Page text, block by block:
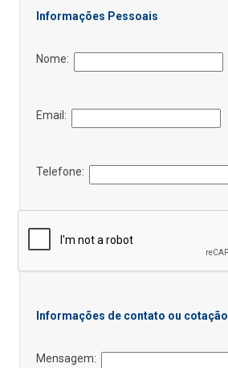
Informações Pessoais
Nome:
Email:
Telefone:
Informações de contato ou cotação
Mensagem: